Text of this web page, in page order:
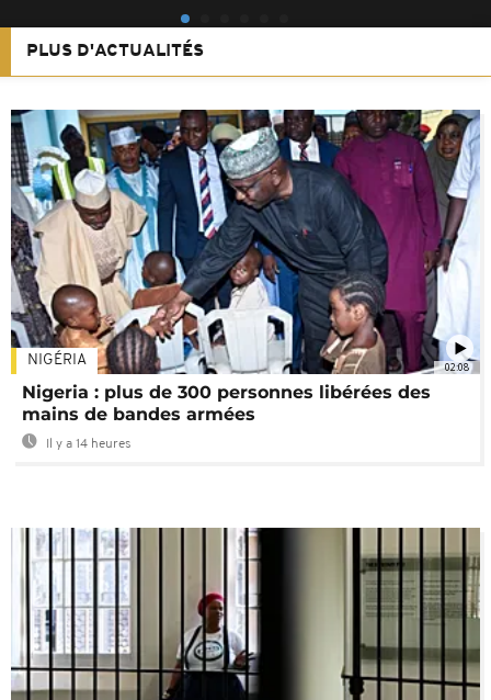
PLUS D'ACTUALITÉS
02:08
NIGÉRIA
Nigeria : plus de 300 personnes libérées des
mains de bandes armées
Il y a 14 heures